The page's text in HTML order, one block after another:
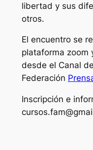
libertad y sus
otros.
El encuentro se
plataforma zoom
desde el Canal
Federación
Inscripción e